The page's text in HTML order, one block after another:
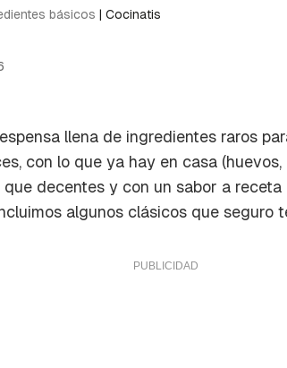
básicos | Cocinatis
llena de ingredientes raros
con lo que ya hay en casa
decentes y con un sabor a
algunos clásicos que seguro